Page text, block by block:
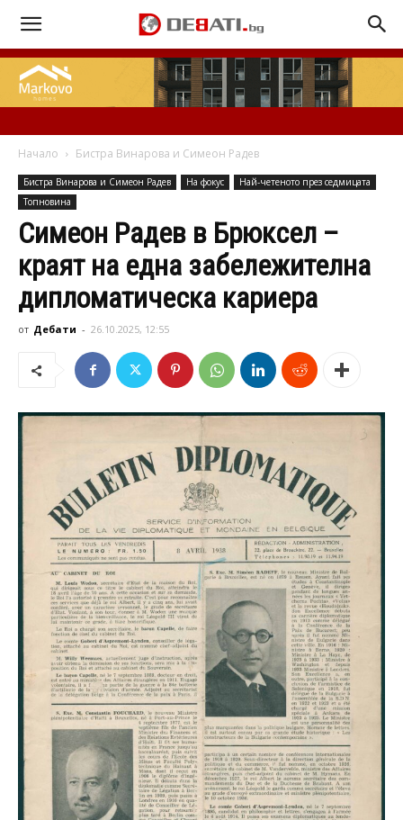
Начало Бистра Винарова и Симеон Радев
Бистра Винарова и Симеон Радев На фокус
Най-четеното през седмицата
Топновина
Симеон Радев в Брюксел –
краят на една забележителна
дипломатическа кариера
от Дебати - 26.10.2025, 12:55